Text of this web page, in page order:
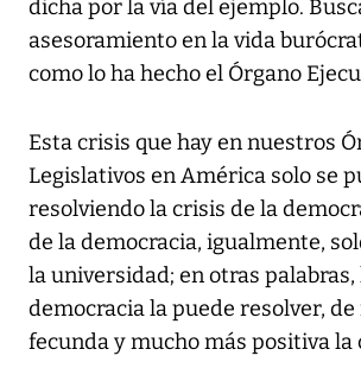
dicha por la vía del ejemplo.
asesoramiento en la vida
como lo ha hecho el Órgano
Esta crisis que hay en nuestros
Legislativos en América solo se
resolviendo la crisis de la
de la democracia, igualmente,
la universidad; en otras
democracia la puede resolver,
fecunda y mucho más positiva la